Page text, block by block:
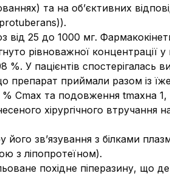
та на об’єктивних
25 до 1000 мг.
рівноважної концентрації у
У пацієнтів спостерігалась
препарат приймали разом із
Cmax та подовження tmaxна
хірургічного
його зв’язування з білками
з ліпопротеїном).
похідне піперазину, що